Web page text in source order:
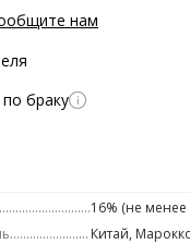
нам
браку
16% (не менее
Китай,